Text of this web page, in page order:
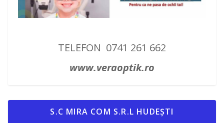
TELEFON 0741 261 662
www.veraoptik.ro
S.C MIRA COM S.R.L HUDEȘTI